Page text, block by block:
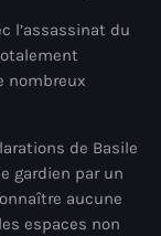
l’assassinat du
nombreux
de Basile
gardien par un
aucune
espaces non